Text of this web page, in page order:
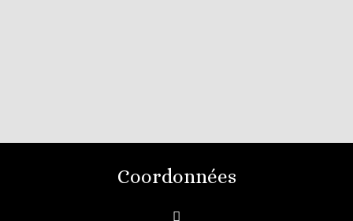
Coordonnées